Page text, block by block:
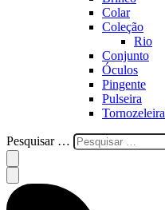
Colar
Coleção
Rio
Conjunto
Óculos
Pingente
Pulseira
Tornozeleira
Pesquisar …